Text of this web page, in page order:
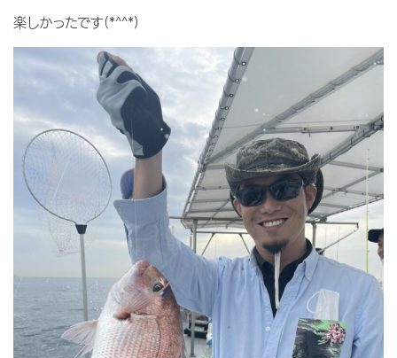
楽しかったです(*^^*)